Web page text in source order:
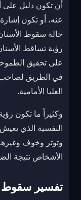
أن تكون دليل
عنه، أو تكون
حالة سقوط
رؤية تساقط
على تحقيق
في الطريق لصاحب
العليا الأمامية.
وكثيراً ما تكون
النفسية الذي
وتوتر وخوف
الأشخاص نتيجة
تفسير سقوط